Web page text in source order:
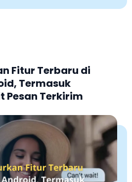
Fitur Terbaru di
Termasuk
Pesan Terkirim